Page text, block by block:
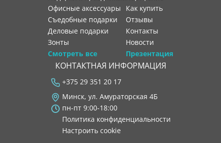
Офисные аксессуары
Съедобные подарки
Деловые подарки
Зонты
Смотреть все
как купить
отзывы
контакты
новости
Презентация
КОНТАКТНАЯ ИНФОРМАЦИЯ
+375 29 351 20 17
Минск, ул. Амураторская 4Б
пн-пт 9:00-18:00
Политика конфиденциальности
Настроить cookie